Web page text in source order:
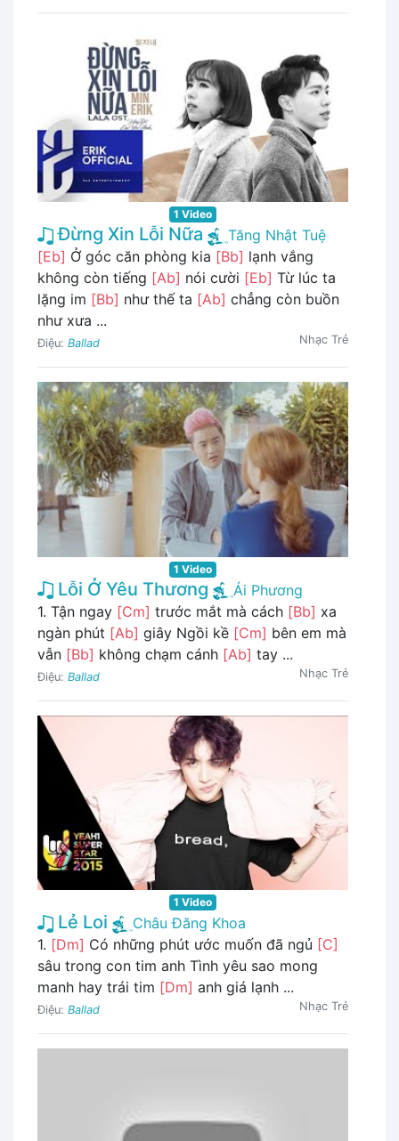
1 Video
Đừng Xin Lỗi Nữa
Tăng Nhật Tuệ
[Eb] Ở góc căn phòng kia [Bb] lạnh vắng
không còn tiếng [Ab] nói cười [Eb] Từ lúc ta
lặng im [Bb] như thế ta [Ab] chẳng còn buồn
như xưa ...
Điệu: Ballad Nhạc Trẻ
1 Video
Lỗi Ở Yêu Thương
Ái Phương
1. Tận ngay [Cm] trước mắt mà cách [Bb] xa
ngàn phút [Ab] giây Ngồi kề [Cm] bên em mà
vẫn [Bb] không chạm cánh [Ab] tay ...
Điệu: Ballad Nhạc Trẻ
1 Video
Lẻ Loi
Châu Đăng Khoa
1. [Dm] Có những phút ước muốn đã ngủ [C]
sâu trong con tim anh Tình yêu sao mong
manh hay trái tim [Dm] anh giá lạnh ...
Điệu: Ballad Nhạc Trẻ